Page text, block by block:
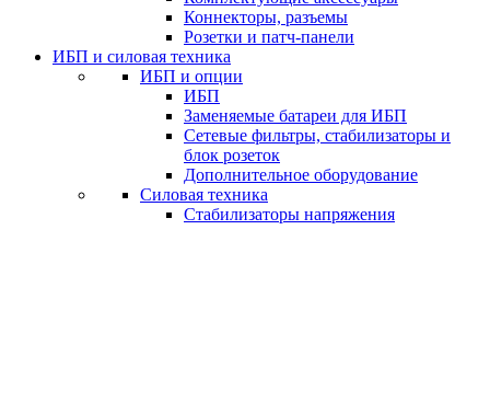
Коннекторы, разъемы
Розетки и патч-панели
ИБП и силовая техника
ИБП и опции
ИБП
Заменяемые батареи для ИБП
Сетевые фильтры, стабилизаторы и
блок розеток
Дополнительное оборудование
Силовая техника
Стабилизаторы напряжения